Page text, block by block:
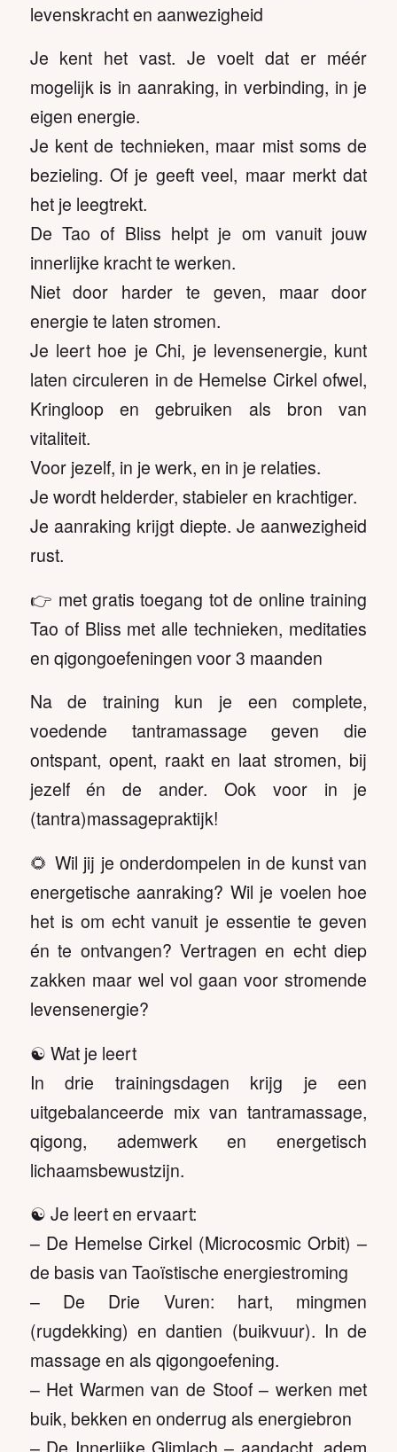
levenskracht en aanwezigheid
Je kent het vast. Je voelt dat er méér
mogelijk is in aanraking, in verbinding, in je
eigen energie.
Je kent de technieken, maar mist soms de
bezieling. Of je geeft veel, maar merkt dat
het je leegtrekt.
De Tao of Bliss helpt je om vanuit jouw
innerlijke kracht te werken.
Niet door harder te geven, maar door
energie te laten stromen.
Je leert hoe je Chi, je levensenergie, kunt
laten circuleren in de Hemelse Cirkel ofwel,
Kringloop en gebruiken als bron van
vitaliteit.
Voor jezelf, in je werk, en in je relaties.
Je wordt helderder, stabieler en krachtiger.
Je aanraking krijgt diepte. Je aanwezigheid
rust.
👉 met gratis toegang tot de online training
Tao of Bliss met alle technieken, meditaties
en qigongoefeningen voor 3 maanden
Na de training kun je een complete,
voedende tantramassage geven die
ontspant, opent, raakt en laat stromen, bij
jezelf én de ander. Ook voor in je
(tantra)massagepraktijk!
🌻 Wil jij je onderdompelen in de kunst van
energetische aanraking? Wil je voelen hoe
het is om echt vanuit je essentie te geven
én te ontvangen? Vertragen en echt diep
zakken maar wel vol gaan voor stromende
levensenergie?
☯️ Wat je leert
In drie trainingsdagen krijg je een
uitgebalanceerde mix van tantramassage,
qigong, ademwerk en energetisch
lichaamsbewustzijn.
☯️ Je leert en ervaart:
– De Hemelse Cirkel (Microcosmic Orbit) –
de basis van Taoïstische energiestroming
– De Drie Vuren: hart, mingmen
(rugdekking) en dantien (buikvuur). In de
massage en als qigongoefening.
– Het Warmen van de Stoof – werken met
buik, bekken en onderrug als energiebron